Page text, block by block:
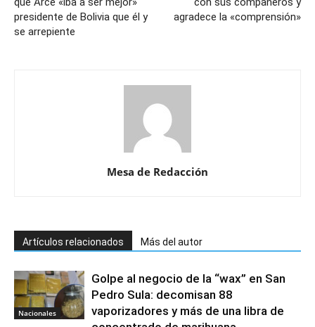
presidente de Bolivia que él y
se arrepiente
agradece la «comprensión»
Mesa de Redacción
Artículos relacionados Más del autor
Nacionales
Golpe al negocio de la “wax” en San
Pedro Sula: decomisan 88
vaporizadores y más de una libra de